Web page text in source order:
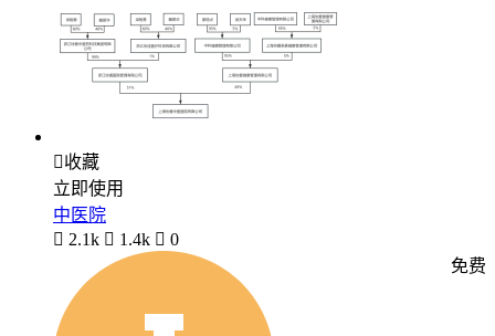
收藏
立即使用
中医院
 2.1k  1.4k  0
免费